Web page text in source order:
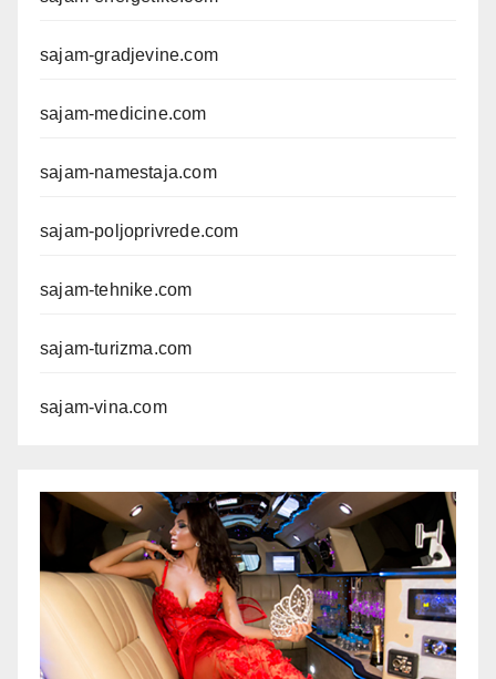
sajam-gradjevine.com
sajam-medicine.com
sajam-namestaja.com
sajam-poljoprivrede.com
sajam-tehnike.com
sajam-turizma.com
sajam-vina.com